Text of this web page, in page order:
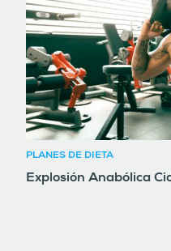
PLANES DE DIETA
Explosión Anabólica